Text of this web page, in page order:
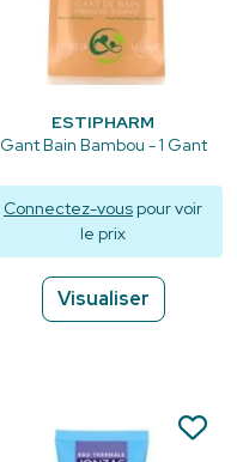
ESTIPHARM
Gant Bain Bambou - 1 Gant
Connectez-vous pour voir
le prix
Visualiser